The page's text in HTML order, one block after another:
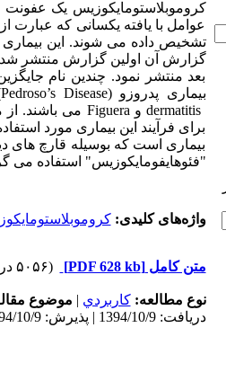
کروموبلاستومایکوزیس یک
عوامل با یافته یکسانی که
تشخیص داده می شوند. این بیماری اولین
گزارش آن اولین گزارش منتشر
بعد منتشر نمود. چندین نام
بیماری پدروزوDisease)
dermatitisو Figuera می باشند. از
برای فرآیند این بیماری مورد
بیماری است که بوسیله قارچ های
"فئوهایفومایکوزیس" استفاده می
واژه‌های کلیدی:
متن کامل[PDF 628 kb] (۵۰۵۶ دریافت)
نوع مطالعه:كاربردي | موضوع
دریافت: 1394/10/9 | پذیرش: 1394/10/9 | انتشار: 1394/10/9